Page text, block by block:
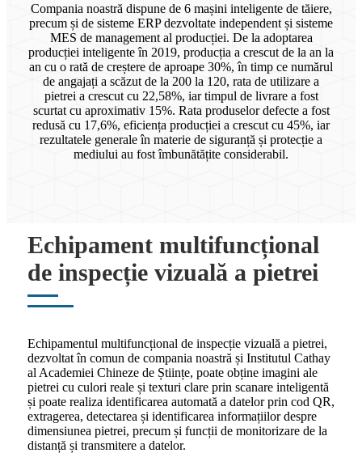
Compania noastră dispune de 6 mașini inteligente de tăiere,
precum și de sisteme ERP dezvoltate independent și sisteme
MES de management al producției. De la adoptarea
producției inteligente în 2019, producția a crescut de la an la
an cu o rată de creștere de aproape 30%, în timp ce numărul
de angajați a scăzut de la 200 la 120, rata de utilizare a
pietrei a crescut cu 22,58%, iar timpul de livrare a fost
scurtat cu aproximativ 15%. Rata produselor defecte a fost
redusă cu 17,6%, eficiența producției a crescut cu 45%, iar
rezultatele generale în materie de siguranță și protecție a
mediului au fost îmbunătățite considerabil.
Echipament multifuncțional
de inspecție vizuală a pietrei
Echipamentul multifuncțional de inspecție vizuală a pietrei,
dezvoltat în comun de compania noastră și Institutul Cathay
al Academiei Chineze de Științe, poate obține imagini ale
pietrei cu culori reale și texturi clare prin scanare inteligentă
și poate realiza identificarea automată a datelor prin cod QR,
extragerea, detectarea și identificarea informațiilor despre
dimensiunea pietrei, precum și funcții de monitorizare de la
distanță și transmitere a datelor.